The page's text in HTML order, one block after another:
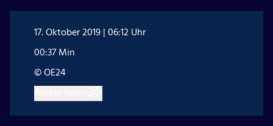
17. Oktober 2019 | 06:12 Uhr
00:37 Min
© OE24